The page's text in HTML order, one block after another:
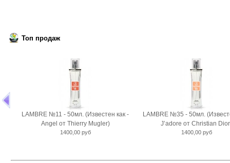
Топ продаж
LAMBRE №11 - 50мл. (Известен как -
Angel от Thierry Mugler)
1400,00 руб
LAMBRE №35 - 50мл.
J’adore от Christian
1400,00 руб